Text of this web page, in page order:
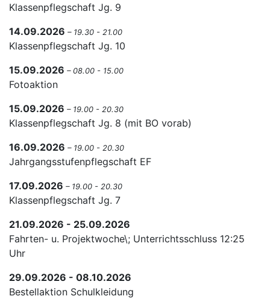
Klassenpflegschaft Jg. 9
14.09.2026 – 19.30 - 21.00
Klassenpflegschaft Jg. 10
15.09.2026 – 08.00 - 15.00
Fotoaktion
15.09.2026 – 19.00 - 20.30
Klassenpflegschaft Jg. 8 (mit BO vorab)
16.09.2026 – 19.00 - 20.30
Jahrgangsstufenpflegschaft EF
17.09.2026 – 19.00 - 20.30
Klassenpflegschaft Jg. 7
21.09.2026 - 25.09.2026
Fahrten- u. Projektwoche\; Unterrichtsschluss 12:25
Uhr
29.09.2026 - 08.10.2026
Bestellaktion Schulkleidung